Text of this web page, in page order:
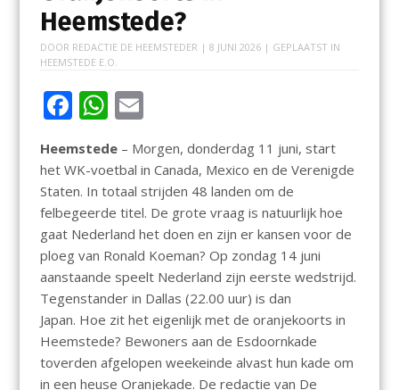
Heemstede?
DOOR REDACTIE DE HEEMSTEDER | 8 JUNI 2026| GEPLAATST IN
HEEMSTEDE E.O.
F
e
b
o
o
k
W
h
at
s
A
p
p
E
ai
l
Heemstede– Morgen, donderdag 11 juni, start
het WK-voetbal in Canada, Mexico en de Verenigde
Staten. In totaal strijden 48 landen om de
felbegeerde titel. De grote vraag is natuurlijk hoe
gaat Nederland het doen en zijn er kansen voor de
ploeg van Ronald Koeman? Op zondag 14 juni
aanstaande speelt Nederland zijn eerste wedstrijd.
Tegenstander in Dallas (22.00 uur) is dan
Japan. Hoe zit het eigenlijk met de oranjekoorts in
Heemstede? Bewoners aan de Esdoornkade
toverden afgelopen weekeinde alvast hun kade om
in een heuse Oranjekade. De redactie van De